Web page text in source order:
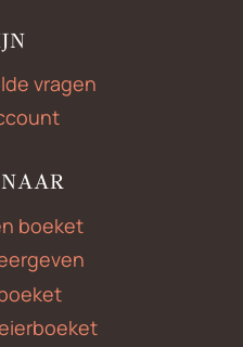
vragen
boeket